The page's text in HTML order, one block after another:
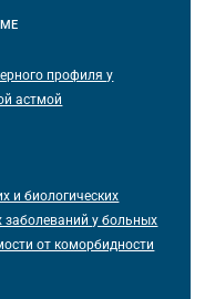
профиля у
астмой
и биологических
заболеваний у больных
от коморбидности